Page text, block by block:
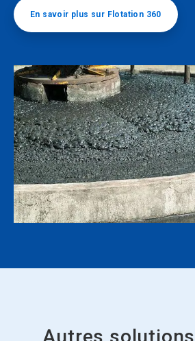
En savoir plus sur Flotation 360